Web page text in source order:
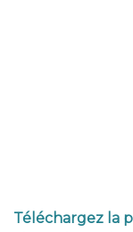
Téléchargez la